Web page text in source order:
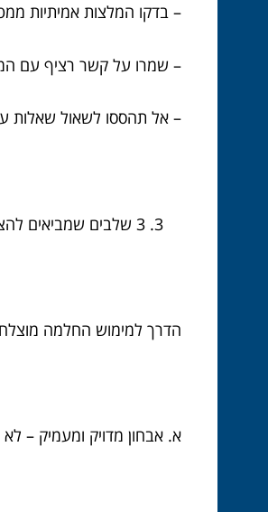
– בדקו המלצות אמיתיות
– שמרו על קשר רציף עם
– אל תהססו לשאול שאלות
3 שלבים שמביאים להצלחה בדרך הטיפול
הדרך למימוש החלמה
א. אבחון מדויק ומעמיק –